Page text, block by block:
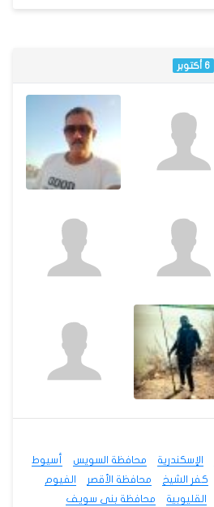
6 أكتوبر
الإسكندرية محافظة السويس
أسيوط
كفر الشيخ محافظة الأقصر
الفيوم
القليوبية
محافظة بنى سويف